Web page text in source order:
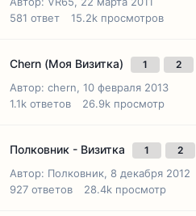
581 ответ 15.2k просмотров
Chern (Моя Визитка) 1 2
Автор: chern, 10 февраля 2013
1.1k ответов 26.9k просмотр
Полковник - Визитка 1 2
Автор: Полковник, 8 декабря 2012
927 ответов 28.4k просмотр